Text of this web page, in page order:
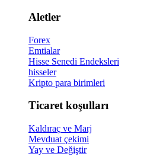
Aletler
Forex
Emtialar
Hisse Senedi Endeksleri
hisseler
Kripto para birimleri
Ticaret koşulları
Kaldıraç ve Marj
Mevduat çekimi
Yay ve Değiştir